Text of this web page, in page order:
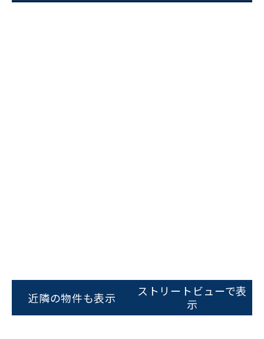
ビルコード：172272
近隣の物件も表示
ストリートビューで表
示